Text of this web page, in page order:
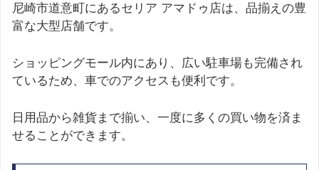
尼崎市道意町にあるセリア アマドゥ店は、品揃えの豊
富な大型店舗です。
ショッピングモール内にあり、広い駐車場も完備され
ているため、車でのアクセスも便利です。
日用品から雑貨まで揃い、一度に多くの買い物を済ま
せることができます。